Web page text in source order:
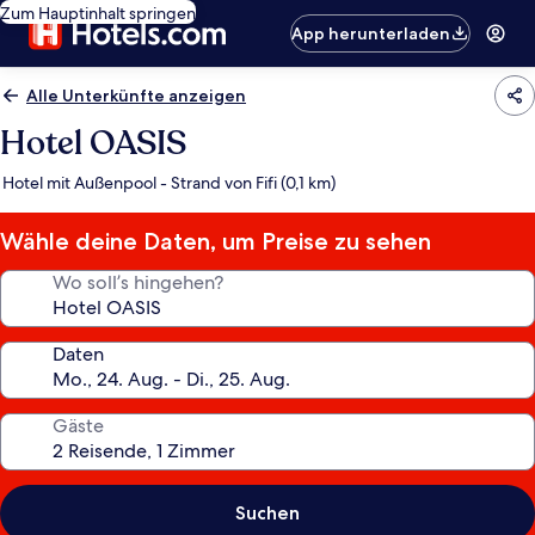
Zum Hauptinhalt springen
App herunterladen
Alle Unterkünfte anzeigen
Hotel OASIS
Hotel mit Außenpool - Strand von Fifi (0,1 km)
Wähle deine Daten, um Preise zu sehen
Wo soll’s hingehen?
Daten
Gäste
Suchen